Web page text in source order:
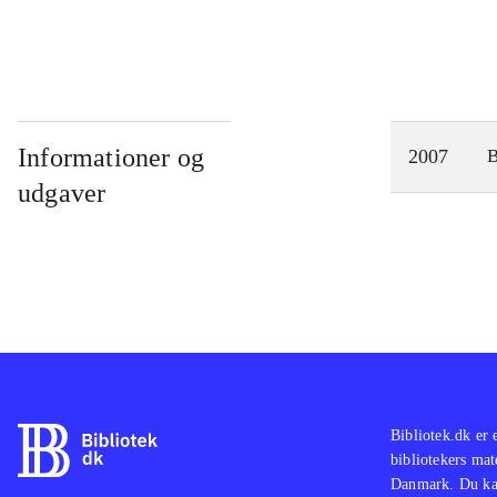
Informationer og
udgaver
2007
Bibliotek.dk er
bibliotekers
Danmark. Du